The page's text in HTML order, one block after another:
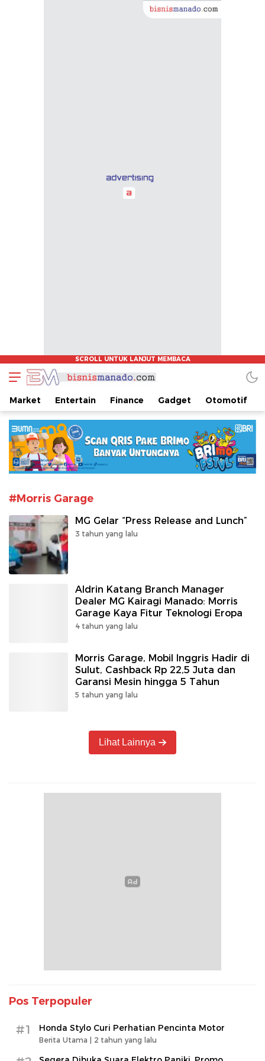
www.bisnismanado.com
Berita Bisnis Sulawesi Utara
Market Entertain Finance Gadget Otomotif
#Morris Garage
MG Gelar “Press Release and Lunch”
3 tahun yang lalu
Aldrin Katang Branch Manager
Dealer MG Kairagi Manado: Morris
Garage Kaya Fitur Teknologi Eropa
4 tahun yang lalu
Morris Garage, Mobil Inggris Hadir di
Sulut, Cashback Rp 22,5 Juta dan
Garansi Mesin hingga 5 Tahun
5 tahun yang lalu
Lihat Lainnya
Pos Terpopuler
#1 Honda Stylo Curi Perhatian Pencinta Motor
Berita Utama | 2 tahun yang lalu